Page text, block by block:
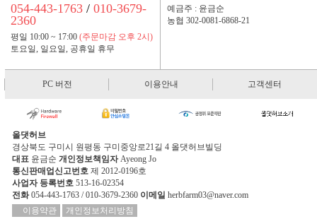
054-443-1763 / 010-3679-
2360
평일 10:00 ~ 17:00 (주문마감 오후 2시)
토요일, 일요일, 공휴일 휴무
예금주 : 윤금순
농협 302-0081-6868-21
PC 버전 이용안내 고객센터
올댓허브
경상북도 구미시 원평동 구미중앙로21길 4 올댓허브빌딩
대표 윤금순 개인정보책임자Ayeong Jo
통신판매업신고번호 제 2012-0196호
사업자 등록번호 513-16-02354
전화054-443-1763 / 010-3679-2360 이메일 herbfarm03@naver.com
이용약관
개인정보처리방침